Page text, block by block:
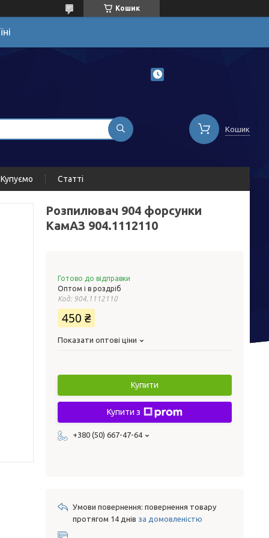
Кошик
Кошик
Купуємо Статті
Розпилювач 904 форсунки
КамАЗ 904.1112110
Готово до відправки
Оптом і в роздріб
Код: 904.1112110
450 ₴
Показати оптові ціни
Купити
Купити з
+380 (50) 667-47-64
повернення товару
протягом 14 днів за домовленістю